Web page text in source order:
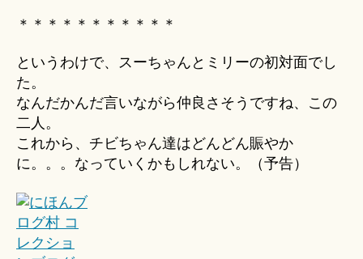
＊＊＊＊＊＊＊＊＊＊＊
というわけで、スーちゃんとミリーの初対面でし
た。
なんだかんだ言いながら仲良さそうですね、この
二人。
これから、チビちゃん達はどんどん賑やか
に。。。なっていくかもしれない。（予告）